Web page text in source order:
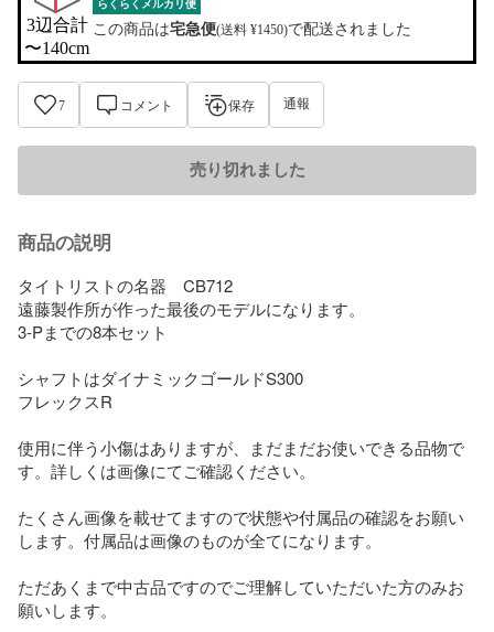
3辺合計
〜140cm
らくらくメルカリ便
この商品は宅急便(送料 ¥1450)で配送されました
7 コメント 保存 通報
売り切れました
商品の説明
タイトリストの名器　CB712
遠藤製作所が作った最後のモデルになります。
3-Pまでの8本セット
シャフトはダイナミックゴールドS300
フレックスR
使用に伴う小傷はありますが、まだまだお使いできる品物で
す。詳しくは画像にてご確認ください。
たくさん画像を載せてますので状態や付属品の確認をお願い
します。付属品は画像のものが全てになります。
ただあくまで中古品ですのでご理解していただいた方のみお
願いします。